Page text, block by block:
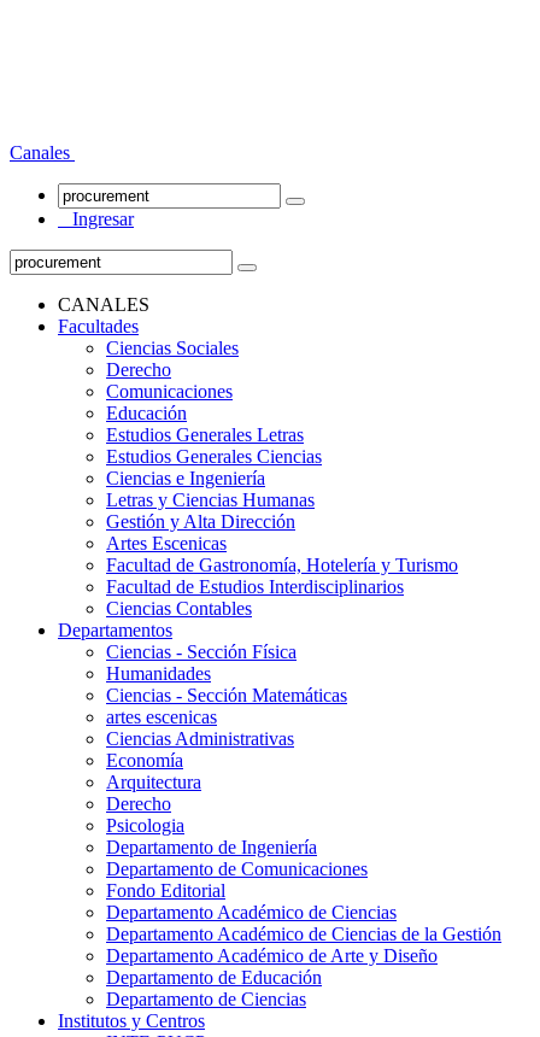
Canales
Ingresar
CANALES
Facultades
Ciencias Sociales
Derecho
Comunicaciones
Educación
Estudios Generales Letras
Estudios Generales Ciencias
Ciencias e Ingeniería
Letras y Ciencias Humanas
Gestión y Alta Dirección
Artes Escenicas
Facultad de Gastronomía, Hotelería y Turismo
Facultad de Estudios Interdisciplinarios
Ciencias Contables
Departamentos
Ciencias - Sección Física
Humanidades
Ciencias - Sección Matemáticas
artes escenicas
Ciencias Administrativas
Economía
Arquitectura
Derecho
Psicologia
Departamento de Ingeniería
Departamento de Comunicaciones
Fondo Editorial
Departamento Académico de Ciencias
Departamento Académico de Ciencias de la Gestión
Departamento Académico de Arte y Diseño
Departamento de Educación
Departamento de Ciencias
Institutos y Centros